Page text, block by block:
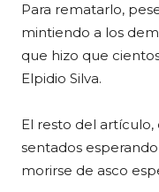
Para rematarlo,
mintiendo a los
que hizo que
Elpidio Silva.
El resto del
sentados
morirse de asco